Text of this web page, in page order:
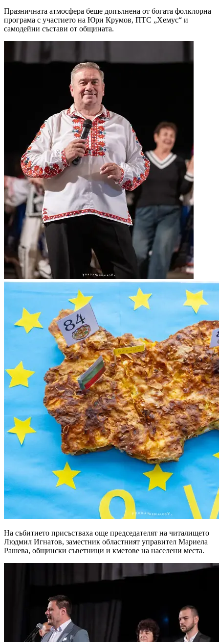
Празничната атмосфера беше допълнена от богата фолклорна
програма с участието на Юри Крумов, ПТС „Хемус“ и
самодейни състави от общината.
На събитието присъстваха още председателят на читалището
Людмил Игнатов, заместник областният управител Мариела
Рашева, общински съветници и кметове на населени места.